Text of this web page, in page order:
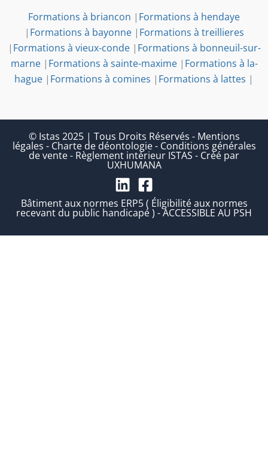
Formations à briancon | Formations à hendaye
| Formations à bayonne| Formations à treillieres
| Formations à vieux-conde| Formations à bonneuil-sur-
marne| Formations à sainte-maxime| Formations à la-
hague | Formations à comines | Formations à lattes |
© Istas 2025 | Tous Droits Réservés - Mentions
légales - Charte de déontologie- Conditions générales
de vente- Règlement intérieur ISTAS - Créé par
UXHUMANA
Bâtiment aux normes ERP5 ( Éligibilité aux normes
recevant du public handicapé ) - ACCESSIBLE AU PSH